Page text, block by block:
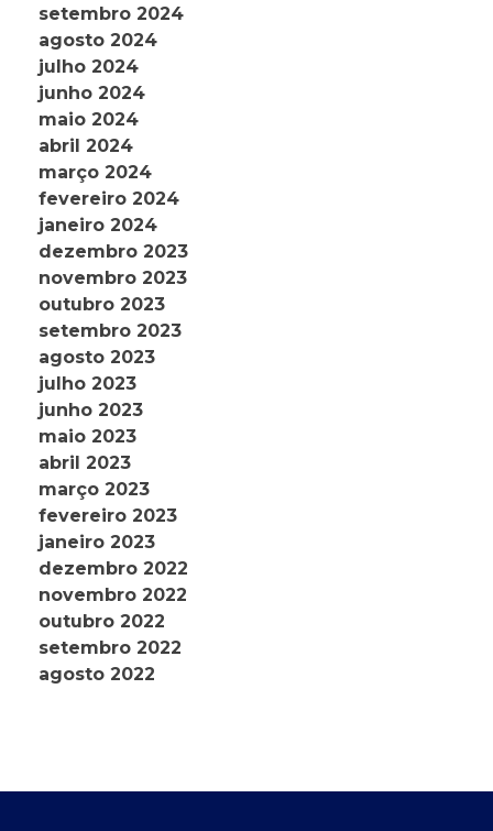
setembro 2024
agosto 2024
julho 2024
junho 2024
maio 2024
abril 2024
março 2024
fevereiro 2024
janeiro 2024
dezembro 2023
novembro 2023
outubro 2023
setembro 2023
agosto 2023
julho 2023
junho 2023
maio 2023
abril 2023
março 2023
fevereiro 2023
janeiro 2023
dezembro 2022
novembro 2022
outubro 2022
setembro 2022
agosto 2022